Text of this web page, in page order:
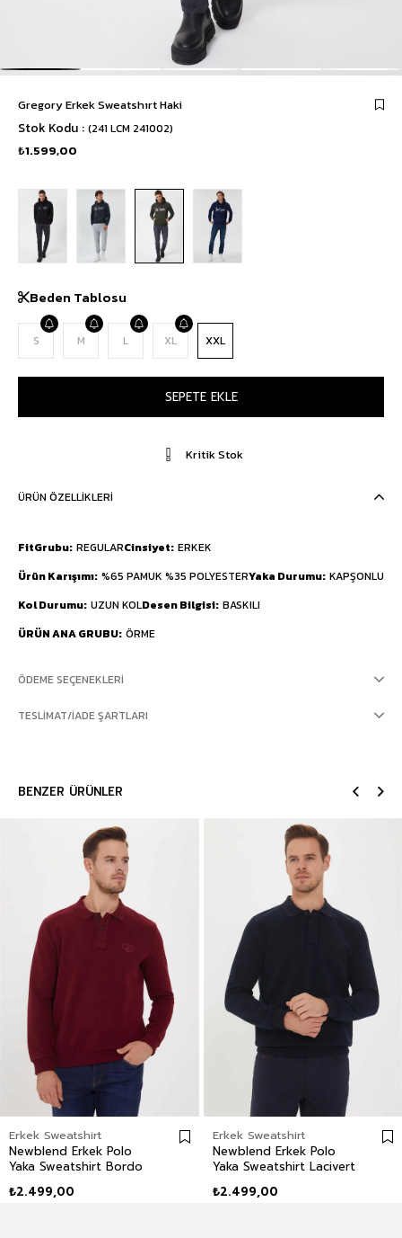
Gregory Erkek Sweatshırt Haki
Stok Kodu (241 LCM 241002)
₺1.599,00
Beden Tablosu
S M L XL XXL
Kritik Stok
ÜRÜN ÖZELLIKLERI
FitGrubu REGULARCinsiyet ERKEK
Ürün Karışımı %65 PAMUK %35 POLYESTERYaka Durumu KAPŞONLU
Kol Durumu UZUN KOLDesen Bilgisi BASKILI
ÜRÜN ANA GRUBU ÖRME
ÖDEME SEÇENEKLERI
TESLIMAT/İADE ŞARTLARI
BENZER ÜRÜNLER
Erkek Sweatshirt
Newblend Erkek Polo
Yaka Sweatshirt Bordo
₺2.499,00
Erkek Sweatshirt
Newblend Erkek Polo
Yaka Sweatshirt Lacivert
₺2.499,00